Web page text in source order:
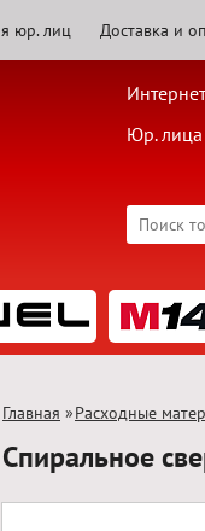
юр. лиц Доставка и
Юр. лица
Главная »Расходные
Спиральное